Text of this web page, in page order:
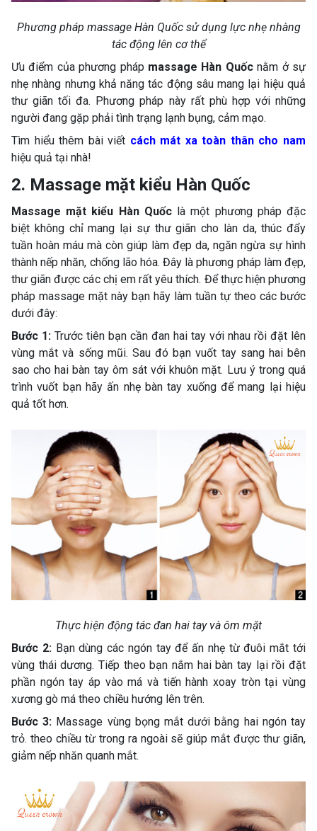
Phương pháp massage Hàn Quốc sử dụng lực nhẹ nhàng
tác động lên cơ thể
Ưu điểm của phương pháp massage Hàn Quốcnằm ở sự
nhẹ nhàng nhưng khả năng tác động sâu mang lại hiệu quả
thư giãn tối đa. Phương pháp này rất phù hợp với những
người đang gặp phải tình trạng lạnh bụng, cảm mạo.
Tìm hiểu thêm bài viết cách mát xa toàn thân cho nam
hiệu quả tại nhà!
2. Massage mặt kiểu Hàn Quốc
Massage mặt kiểu Hàn Quốclà một phương pháp đặc
biệt không chỉ mang lại sự thư giãn cho làn da, thúc đẩy
tuần hoàn máu mà còn giúp làm đẹp da, ngăn ngừa sự hình
thành nếp nhăn, chống lão hóa. Đây là phương pháp làm đẹp,
thư giãn được các chị em rất yêu thích. Để thực hiện phương
pháp massage mặt này bạn hãy làm tuần tự theo các bước
dưới đây:
Bước 1: Trước tiên bạn cần đan hai tay với nhau rồi đặt lên
vùng mắt và sống mũi. Sau đó bạn vuốt tay sang hai bên
sao cho hai bàn tay ôm sát với khuôn mặt. Lưu ý trong quá
trình vuốt bạn hãy ấn nhẹ bàn tay xuống để mang lại hiệu
quả tốt hơn.
Thực hiện động tác đan hai tay và ôm mặt
Bước 2:Bạn dùng các ngón tay để ấn nhẹ từ đuôi mắt tới
vùng thái dương. Tiếp theo bạn nắm hai bàn tay lại rồi đặt
phần ngón tay áp vào má và tiến hành xoay tròn tại vùng
xương gò má theo chiều hướng lên trên.
Bước 3: Massage vùng bọng mắt dưới bằng hai ngón tay
trỏ. theo chiều từ trong ra ngoài sẽ giúp mắt được thư giãn,
giảm nếp nhăn quanh mắt.